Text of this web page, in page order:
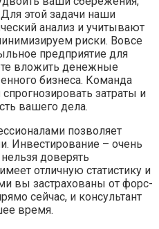
этой задачи наши
анализ и учитывают
риски. Вовсе
предприятие для
вложить денежные
бизнеса. Команда
затраты и
вашего дела.
позволяет
Инвестирование – очень
доверять
отличную статистику и
вы застрахованы от форс-
сейчас, и консультант
время.